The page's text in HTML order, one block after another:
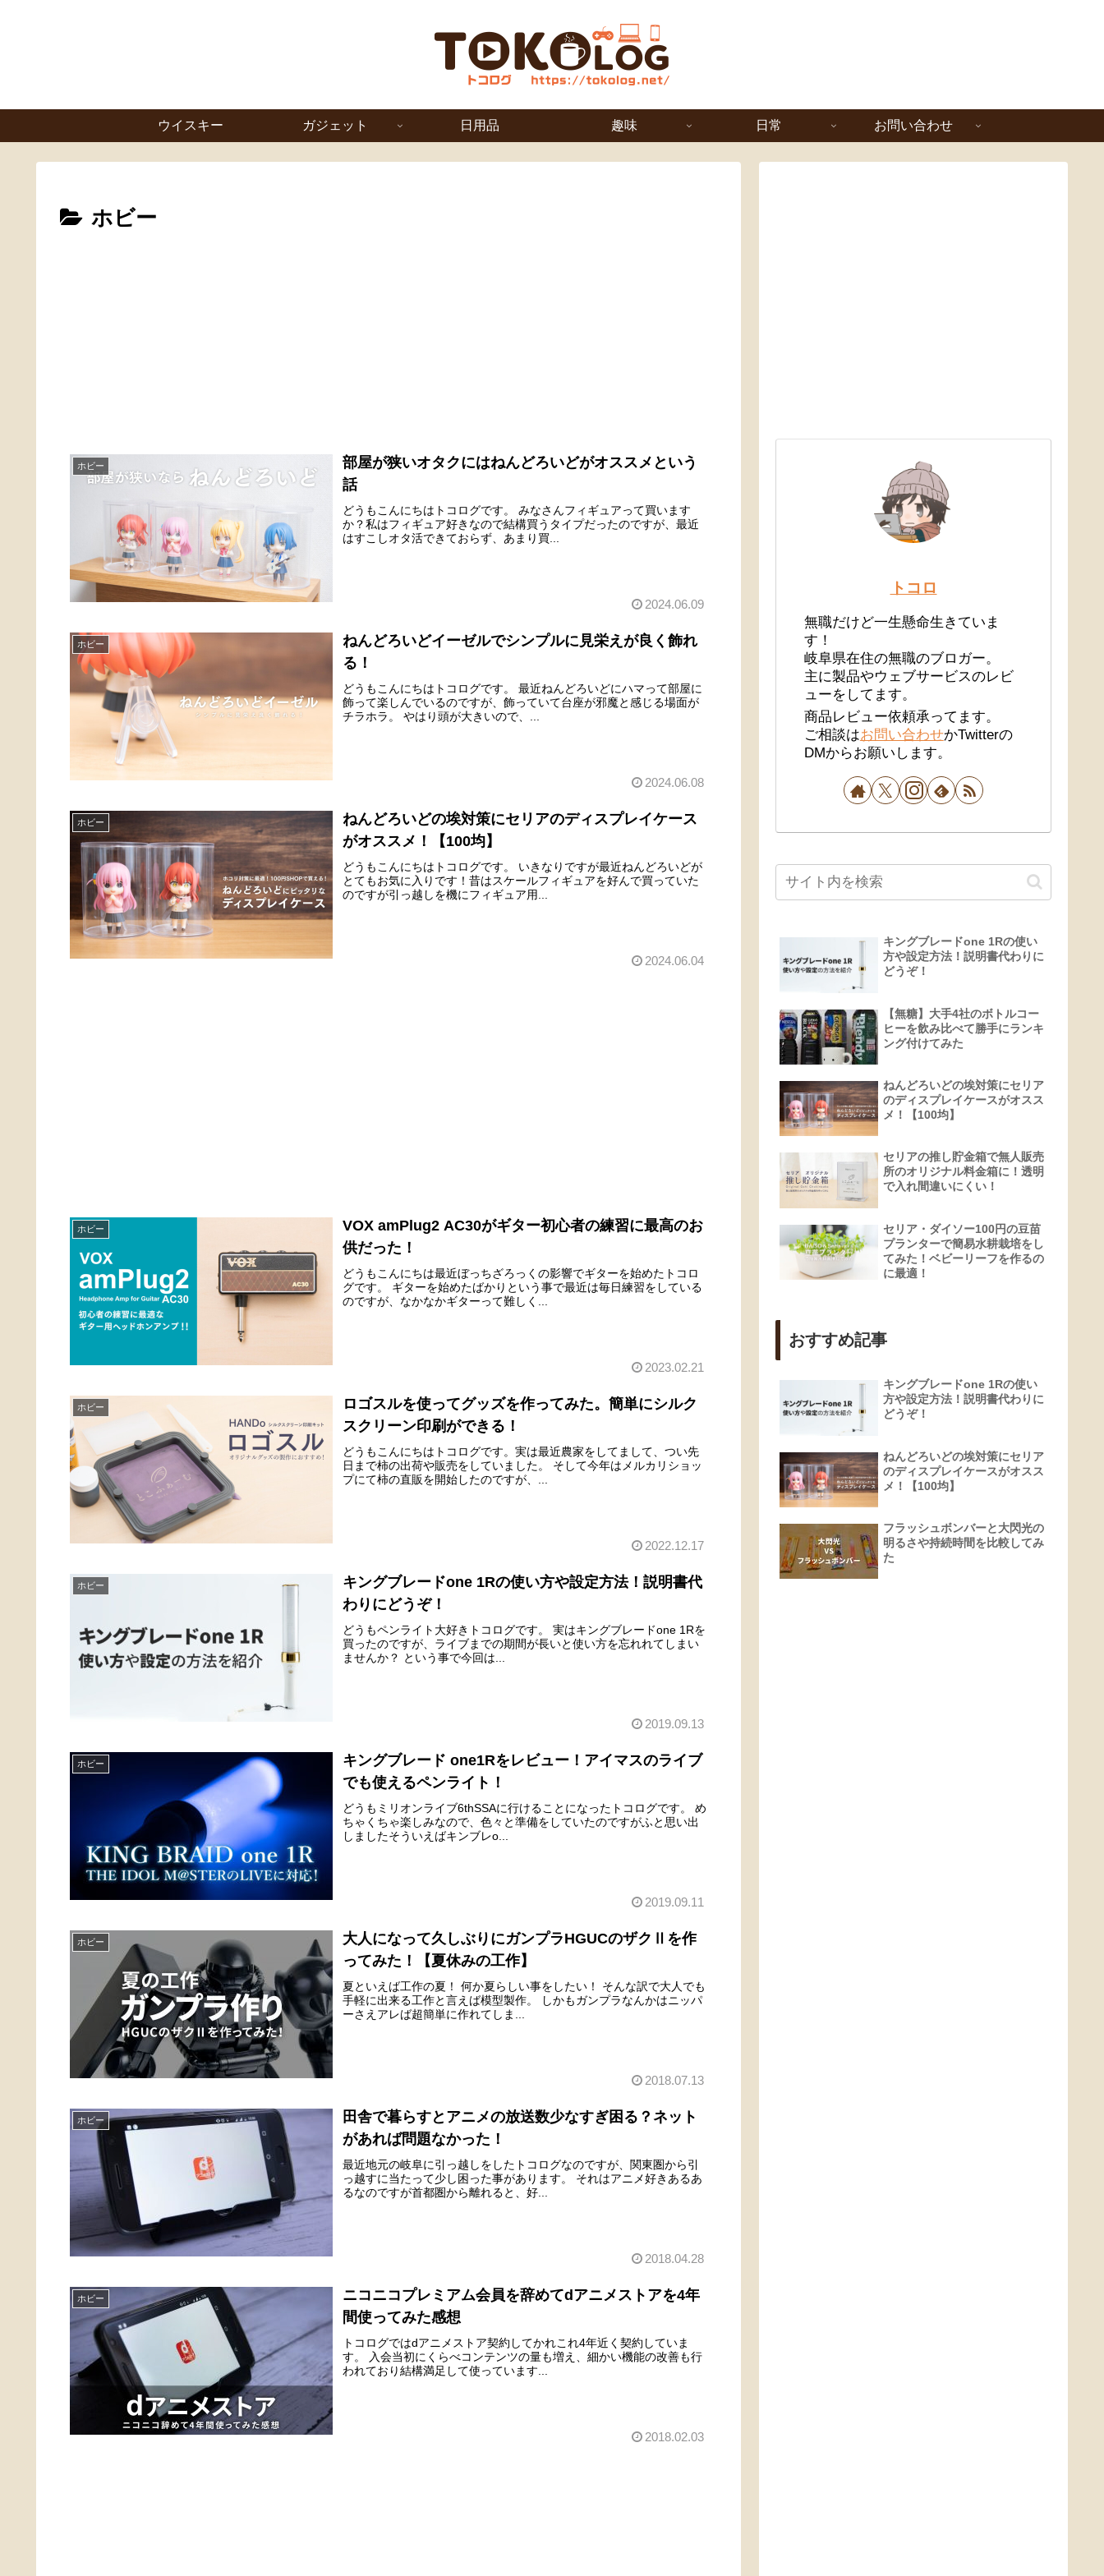
ウイスキー ガジェット 日用品 趣味 日常 お問い合わせ
ホビー
ホビー
部屋が狭いオタクにはねんどろいどがオススメという
話
どうもこんにちはトコログです。 みなさんフィギュアって買います
か？私はフィギュア好きなので結構買うタイプだったのですが、最近
はすこしオタ活できておらず、あまり買...
2024.06.09
ホビー
ねんどろいどイーゼルでシンプルに見栄えが良く飾れ
る！
どうもこんにちはトコログです。 最近ねんどろいどにハマって部屋に
飾って楽しんでいるのですが、飾っていて台座が邪魔と感じる場面が
チラホラ。 やはり頭が大きいので、...
2024.06.08
ホビー
ねんどろいどの埃対策にセリアのディスプレイケース
がオススメ！【100均】
どうもこんにちはトコログです。 いきなりですが最近ねんどろいどが
とてもお気に入りです！昔はスケールフィギュアを好んで買っていた
のですが引っ越しを機にフィギュア用...
2024.06.04
ホビー
VOX amPlug2 AC30がギター初心者の練習に最高のお
供だった！
どうもこんにちは最近ぼっちざろっくの影響でギターを始めたトコロ
グです。 ギターを始めたばかりという事で最近は毎日練習をしている
のですが、なかなかギターって難しく...
2023.02.21
ホビー
ロゴスルを使ってグッズを作ってみた。簡単にシルク
スクリーン印刷ができる！
どうもこんにちはトコログです。実は最近農家をしてまして、つい先
日まで柿の出荷や販売をしていました。 そして今年はメルカリショッ
プにて柿の直販を開始したのですが、...
2022.12.17
ホビー
キングブレードone 1Rの使い方や設定方法！説明書代
わりにどうぞ！
どうもペンライト大好きトコログです。 実はキングブレードone 1Rを
買ったのですが、ライブまでの期間が長いと使い方を忘れれてしまい
ませんか？ という事で今回は...
2019.09.13
ホビー
キングブレード one1Rをレビュー！アイマスのライブ
でも使えるペンライト！
どうもミリオンライブ6thSSAに行けることになったトコログです。 め
ちゃくちゃ楽しみなので、色々と準備をしていたのですがふと思い出
しましたそういえばキンブレo...
2019.09.11
ホビー
大人になって久しぶりにガンプラHGUCのザクⅡを作
ってみた！【夏休みの工作】
夏といえば工作の夏！ 何か夏らしい事をしたい！ そんな訳で大人でも
手軽に出来る工作と言えば模型製作。 しかもガンプラなんかはニッパ
ーさえアレば超簡単に作れてしま...
2018.07.13
ホビー
田舎で暮らすとアニメの放送数少なすぎ困る？ネット
があれば問題なかった！
最近地元の岐阜に引っ越しをしたトコログなのですが、関東圏から引
っ越すに当たって少し困った事があります。 それはアニメ好きあるあ
るなのですが首都圏から離れると、好...
2018.04.28
ホビー
ニコニコプレミアム会員を辞めてdアニメストアを4年
間使ってみた感想
トコログではdアニメストア契約してかれこれ4年近く契約していま
す。 入会当初にくらべコンテンツの量も増え、細かい機能の改善も行
われており結構満足して使っています...
2018.02.03
トコロ
無職だけど一生懸命生きていま
す！
岐阜県在住の無職のブロガー。
主に製品やウェブサービスのレビ
ューをしてます。
商品レビュー依頼承ってます。
ご相談はお問い合わせかTwitterの
DMからお願いします。
キングブレードone 1Rの使い
方や設定方法！説明書代わりに
どうぞ！
【無糖】大手4社のボトルコー
ヒーを飲み比べて勝手にランキ
ング付けてみた
ねんどろいどの埃対策にセリア
のディスプレイケースがオスス
メ！【100均】
セリアの推し貯金箱で無人販売
所のオリジナル料金箱に！透明
で入れ間違いにくい！
セリア・ダイソー100円の豆苗
プランターで簡易水耕栽培をし
てみた！ベビーリーフを作るの
に最適！
おすすめ記事
キングブレードone 1Rの使い
方や設定方法！説明書代わりに
どうぞ！
ねんどろいどの埃対策にセリア
のディスプレイケースがオスス
メ！【100均】
フラッシュボンバーと大閃光の
明るさや持続時間を比較してみ
た